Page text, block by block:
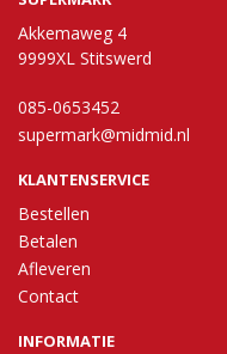
Akkemaweg 4
9999XL Stitswerd
085-0653452
supermark@midmid.nl
KLANTENSERVICE
Bestellen
Betalen
Afleveren
Contact
INFORMATIE